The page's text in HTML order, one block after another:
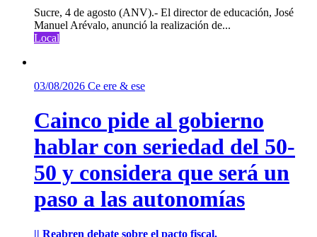
Sucre, 4 de agosto (ANV).- El director de educación, José
Manuel Arévalo, anunció la realización de...
Local
03/08/2026 Ce ere & ese
Cainco pide al gobierno
hablar con seriedad del 50-
50 y considera que será un
paso a las autonomías
|| Reabren debate sobre el pacto fiscal.